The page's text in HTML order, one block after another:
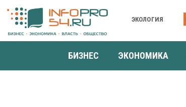
ЭКОЛОГИЯ
БИЗНЕС ЭКОНОМИКА